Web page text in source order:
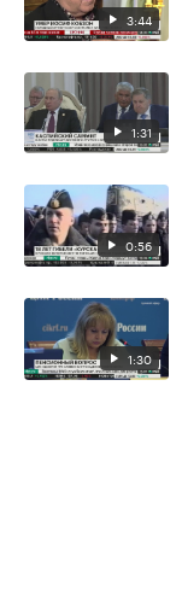
3:44
1:31
0:56
1:30